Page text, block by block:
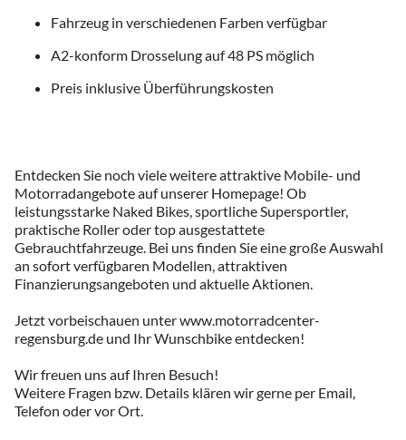
Fahrzeug in verschiedenen Farben verfügbar
A2-konform Drosselung auf 48 PS möglich
Preis inklusive Überführungskosten
Entdecken Sie noch viele weitere attraktive Mobile- und
Motorradangebote auf unserer Homepage! Ob
leistungsstarke Naked Bikes, sportliche Supersportler,
praktische Roller oder top ausgestattete
Gebrauchtfahrzeuge. Bei uns finden Sie eine große Auswahl
an sofort verfügbaren Modellen, attraktiven
Finanzierungsangeboten und aktuelle Aktionen.
Jetzt vorbeischauen unter www.motorradcenter-
regensburg.de und Ihr Wunschbike entdecken!
Wir freuen uns auf Ihren Besuch!
Weitere Fragen bzw. Details klären wir gerne per Email,
Telefon oder vor Ort.